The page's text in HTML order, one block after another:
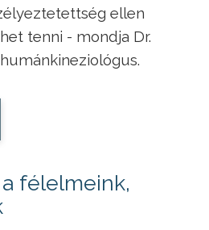
ellen
tenni - mondja Dr.
félelmeink,